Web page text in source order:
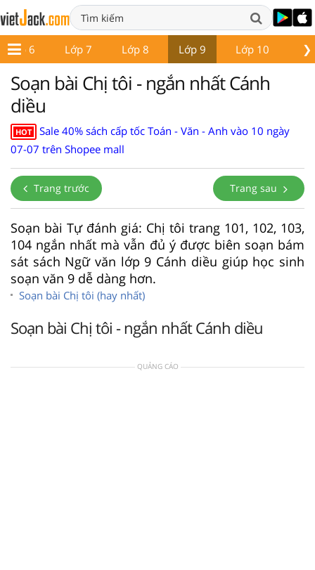
❯
Lớp 6 Lớp 7 Lớp 8 Lớp 9 Lớp 10
Soạn bài Chị tôi - ngắn nhất Cánh
diều
HOT
Sale 40% sách cấp tốc Toán - Văn - Anh vào 10 ngày
07-07 trên Shopee mall
Trang trước Trang sau
Soạn bài Tự đánh giá: Chị tôi trang 101, 102, 103,
104 ngắn nhất mà vẫn đủ ý được biên soạn bám
sát sách Ngữ văn lớp 9 Cánh diều giúp học sinh
soạn văn 9 dễ dàng hơn.
Soạn bài Chị tôi (hay nhất)
Soạn bài Chị tôi - ngắn nhất Cánh diều
QUẢNG CÁO